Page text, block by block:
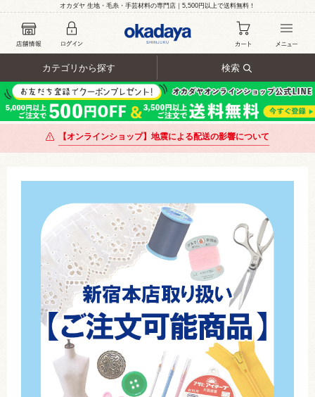
オカダヤ 生地・毛糸・手芸材料の専門店｜5,500円以上で送料無料！
カテゴリから探す 検索
【オンラインショップ】地震による配送の影響について